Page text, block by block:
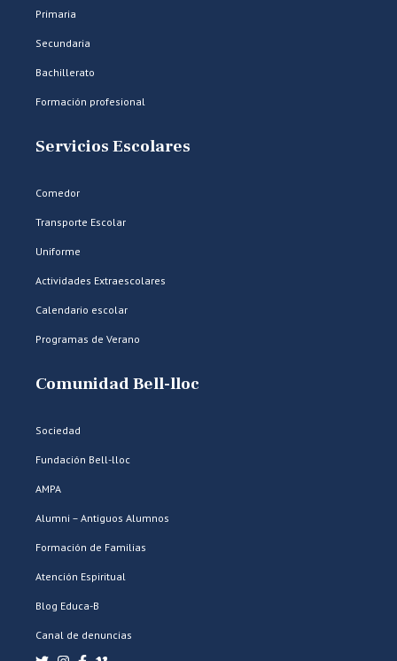
Primaria
Secundaria
Bachillerato
Formación profesional
Servicios Escolares
Comedor
Transporte Escolar
Uniforme
Actividades Extraescolares
Calendario escolar
Programas de Verano
Comunidad Bell-lloc
Sociedad
Fundación Bell-lloc
AMPA
Alumni – Antiguos Alumnos
Formación de Familias
Atención Espiritual
Blog Educa-B
Canal de denuncias